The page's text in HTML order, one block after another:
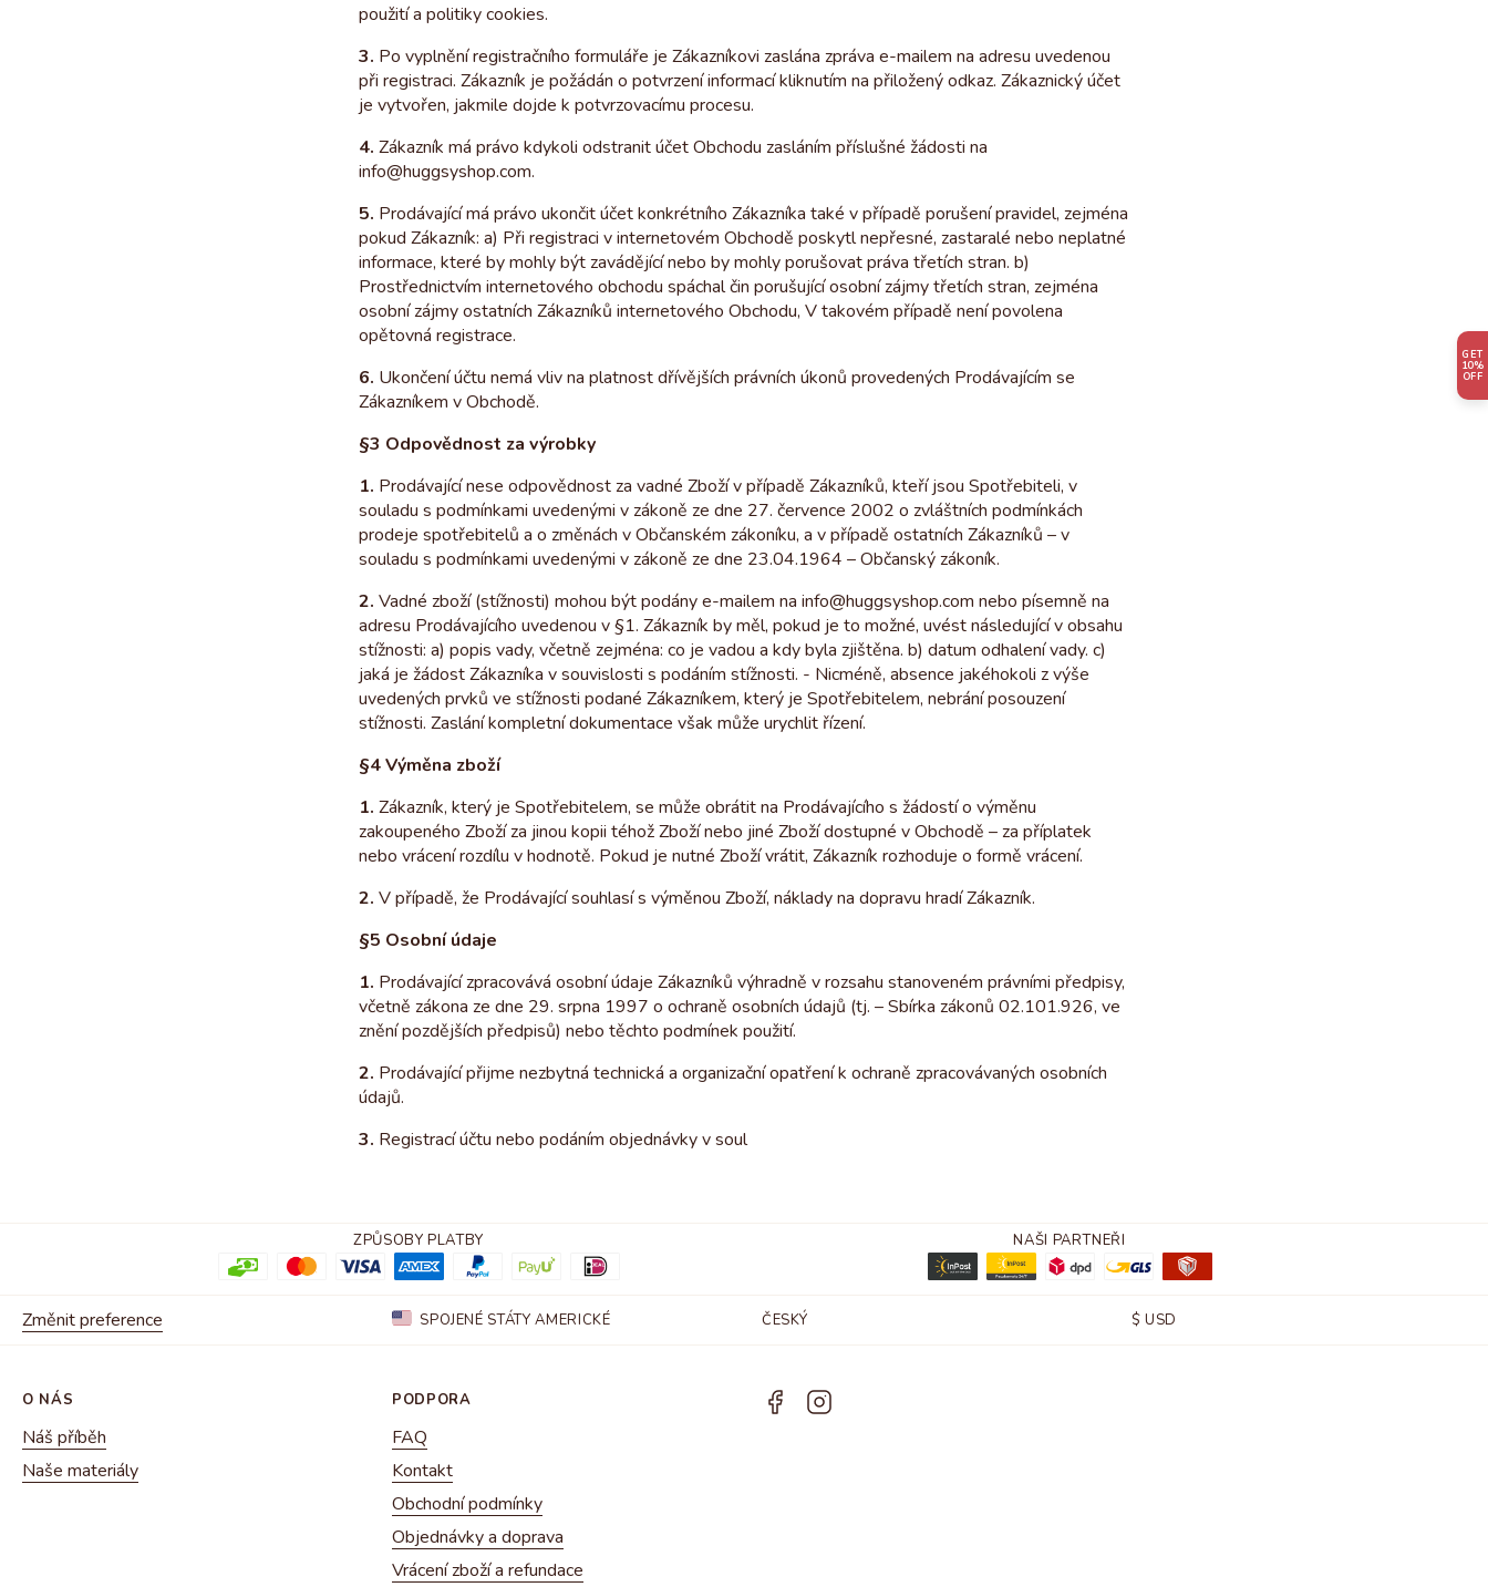
použití a politiky cookies.
3. Po vyplnění registračního formuláře je Zákazníkovi zaslána zpráva e-mailem na adresu uvedenou
při registraci. Zákazník je požádán o potvrzení informací kliknutím na přiložený odkaz. Zákaznický účet
je vytvořen, jakmile dojde k potvrzovacímu procesu.
4. Zákazník má právo kdykoli odstranit účet Obchodu zasláním příslušné žádosti na
info@huggsyshop.com.
5. Prodávající má právo ukončit účet konkrétního Zákazníka také v případě porušení pravidel, zejména
pokud Zákazník: a) Při registraci v internetovém Obchodě poskytl nepřesné, zastaralé nebo neplatné
informace, které by mohly být zavádějící nebo by mohly porušovat práva třetích stran. b)
Prostřednictvím internetového obchodu spáchal čin porušující osobní zájmy třetích stran, zejména
osobní zájmy ostatních Zákazníků internetového Obchodu, V takovém případě není povolena
opětovná registrace.
6. Ukončení účtu nemá vliv na platnost dřívějších právních úkonů provedených Prodávajícím se
Zákazníkem v Obchodě.
§3 Odpovědnost za výrobky
1. Prodávající nese odpovědnost za vadné Zboží v případě Zákazníků, kteří jsou Spotřebiteli, v
souladu s podmínkami uvedenými v zákoně ze dne 27. července 2002 o zvláštních podmínkách
prodeje spotřebitelů a o změnách v Občanském zákoníku, a v případě ostatních Zákazníků – v
souladu s podmínkami uvedenými v zákoně ze dne 23.04.1964 – Občanský zákoník.
2. Vadné zboží (stížnosti) mohou být podány e-mailem na info@huggsyshop.com nebo písemně na
adresu Prodávajícího uvedenou v §1. Zákazník by měl, pokud je to možné, uvést následující v obsahu
stížnosti: a) popis vady, včetně zejména: co je vadou a kdy byla zjištěna. b) datum odhalení vady. c)
jaká je žádost Zákazníka v souvislosti s podáním stížnosti. - Nicméně, absence jakéhokoli z výše
uvedených prvků ve stížnosti podané Zákazníkem, který je Spotřebitelem, nebrání posouzení
stížnosti. Zaslání kompletní dokumentace však může urychlit řízení.
§4 Výměna zboží
1. Zákazník, který je Spotřebitelem, se může obrátit na Prodávajícího s žádostí o výměnu
zakoupeného Zboží za jinou kopii téhož Zboží nebo jiné Zboží dostupné v Obchodě – za příplatek
nebo vrácení rozdílu v hodnotě. Pokud je nutné Zboží vrátit, Zákazník rozhoduje o formě vrácení.
2. V případě, že Prodávající souhlasí s výměnou Zboží, náklady na dopravu hradí Zákazník.
§5 Osobní údaje
1. Prodávající zpracovává osobní údaje Zákazníků výhradně v rozsahu stanoveném právními předpisy,
včetně zákona ze dne 29. srpna 1997 o ochraně osobních údajů (tj. – Sbírka zákonů 02.101.926, ve
znění pozdějších předpisů) nebo těchto podmínek použití.
2. Prodávající přijme nezbytná technická a organizační opatření k ochraně zpracovávaných osobních
údajů.
3. Registrací účtu nebo podáním objednávky v soul
ZPŮSOBY PLATBY NAŠI PARTNEŘI
Změnit preference SPOJENÉ STÁTY AMERICKÉ ČESKÝ $ USD
O NÁS
Náš příběh
Naše materiály
PODPORA
FAQ
Kontakt
Obchodní podmínky
Objednávky a doprava
Vrácení zboží a refundace
GET
10%
OFF